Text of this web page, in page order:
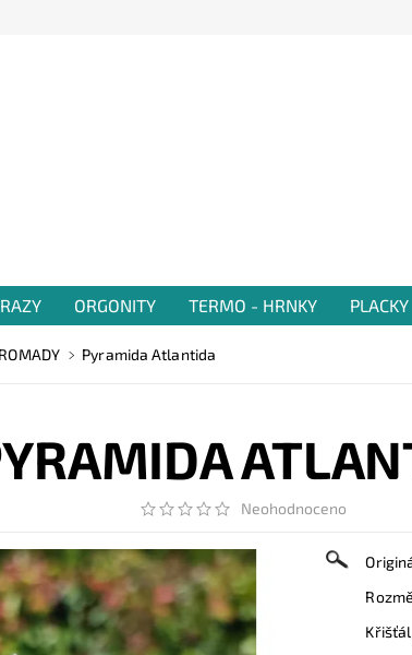
ORGONITY TERMO - HRNKY PLACKY
Pyramida Atlantida
Neohodnoceno